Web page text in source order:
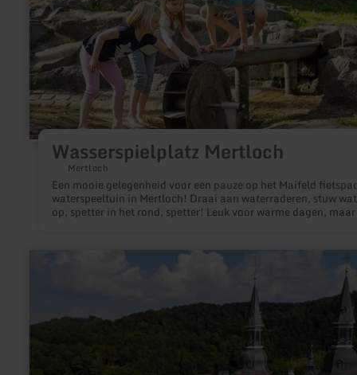
Wasserspielplatz Mertloch
Mertloch
Een mooie gelegenheid voor een pauze op het Maifeld
waterspeeltuin in Mertloch! Draai aan waterraderen, stuw
op, spetter in het rond, spetter! Leuk voor warme dagen,
Basilika